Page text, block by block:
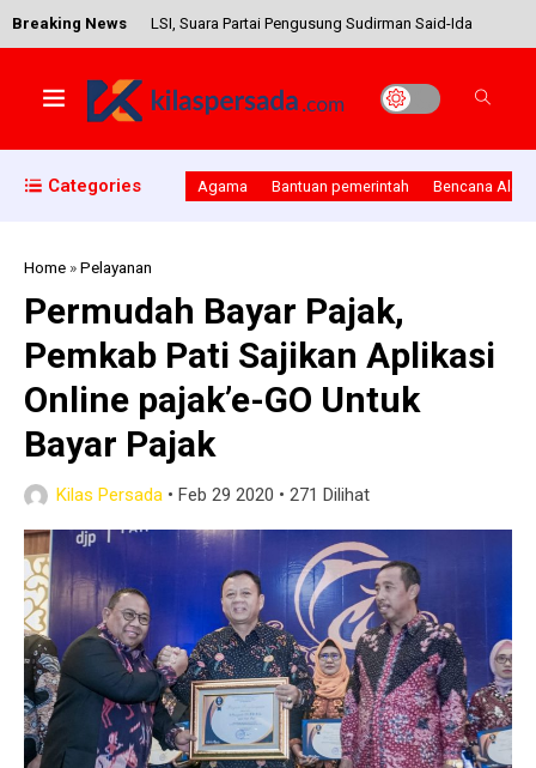
Breaking News LSI, Suara Partai Pengusung Sudirman Said-Ida
Jajaran Koramil Juwana Ikut Bantu Padamkan
Komunitas KCCA Gelar Pembagian Takjil Dan
Buka Bersama Di Balai Jagong Kudus
Hasil Evakuasi Masa Akhir Jabatan Bupati Peroleh
Nilai 90,31
Komunitas Mobility Pakar Gelar Acara Berbagi
Dan Buka Bersama Di Panti Asuhan AL Maskun
Rembang
Categories Agama Bantuan pemerintah Bencana Alam
Home »Pelayanan
Permudah Bayar Pajak,
Pemkab Pati Sajikan Aplikasi
Online pajak’e-GO Untuk
Bayar Pajak
Kilas Persada • Feb 29 2020 • 271 Dilihat